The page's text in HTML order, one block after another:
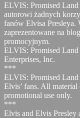
ELVIS: Promised Land
autorowi żadnych
fanów Elvisa Presleya.
zaprezentowane na
promocyjnym.
ELVIS: Promised Land
Enterprises, Inc.
***
ELVIS: Promised
Elvis’ fans. All
promotional use only.
***
Elvis and Elvis Presley